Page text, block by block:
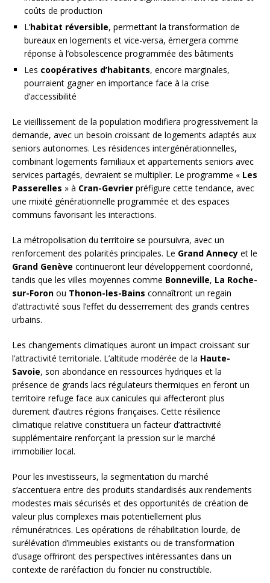
coûts de production
L’habitat réversible, permettant la transformation de
bureaux en logements et vice-versa, émergera comme
réponse à l’obsolescence programmée des bâtiments
Les coopératives d’habitants, encore marginales,
pourraient gagner en importance face à la crise
d’accessibilité
Le vieillissement de la population modifiera progressivement la
demande, avec un besoin croissant de logements adaptés aux
seniors autonomes. Les résidences intergénérationnelles,
combinant logements familiaux et appartements seniors avec
services partagés, devraient se multiplier. Le programme « Les
Passerelles » à Cran-Gevrier préfigure cette tendance, avec
une mixité générationnelle programmée et des espaces
communs favorisant les interactions.
La métropolisation du territoire se poursuivra, avec un
renforcement des polarités principales. Le Grand Annecy et le
Grand Genève continueront leur développement coordonné,
tandis que les villes moyennes comme Bonneville, La Roche-
sur-Foron ou Thonon-les-Bains connaîtront un regain
d’attractivité sous l’effet du desserrement des grands centres
urbains.
Les changements climatiques auront un impact croissant sur
l’attractivité territoriale. L’altitude modérée de la Haute-
Savoie, son abondance en ressources hydriques et la
présence de grands lacs régulateurs thermiques en feront un
territoire refuge face aux canicules qui affecteront plus
durement d’autres régions françaises. Cette résilience
climatique relative constituera un facteur d’attractivité
supplémentaire renforçant la pression sur le marché
immobilier local.
Pour les investisseurs, la segmentation du marché
s’accentuera entre des produits standardisés aux rendements
modestes mais sécurisés et des opportunités de création de
valeur plus complexes mais potentiellement plus
rémunératrices. Les opérations de réhabilitation lourde, de
surélévation d’immeubles existants ou de transformation
d’usage offriront des perspectives intéressantes dans un
contexte de raréfaction du foncier nu constructible.